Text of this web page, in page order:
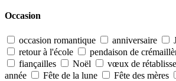
Occasion
occasion romantique anniversaire
retour à l'école
pendaison de
fiançailles
Noël vœux de
année
Fête de la lune Fête des mères